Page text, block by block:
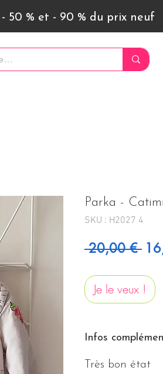
50 % et - 90 % du prix neuf
Parka -
SKU : H2027 4
20,00 €
Je le veux !
Infos
Très bon état